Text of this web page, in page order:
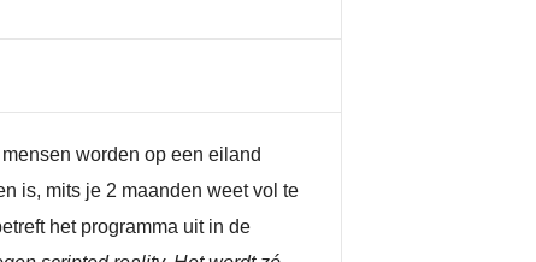
worden op een eiland
is, mits je 2 maanden weet vol te
het programma uit in de